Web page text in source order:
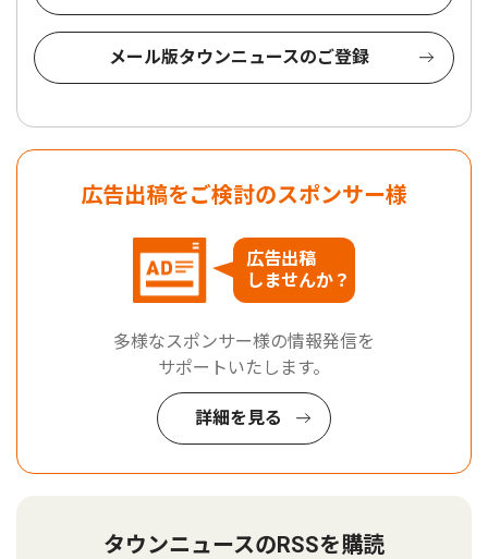
メール版タウンニュースのご登録
広告出稿をご検討のスポンサー様
広告出稿
しませんか？
多様なスポンサー様の情報発信を
サポートいたします。
詳細を見る
タウンニュースのRSSを購読